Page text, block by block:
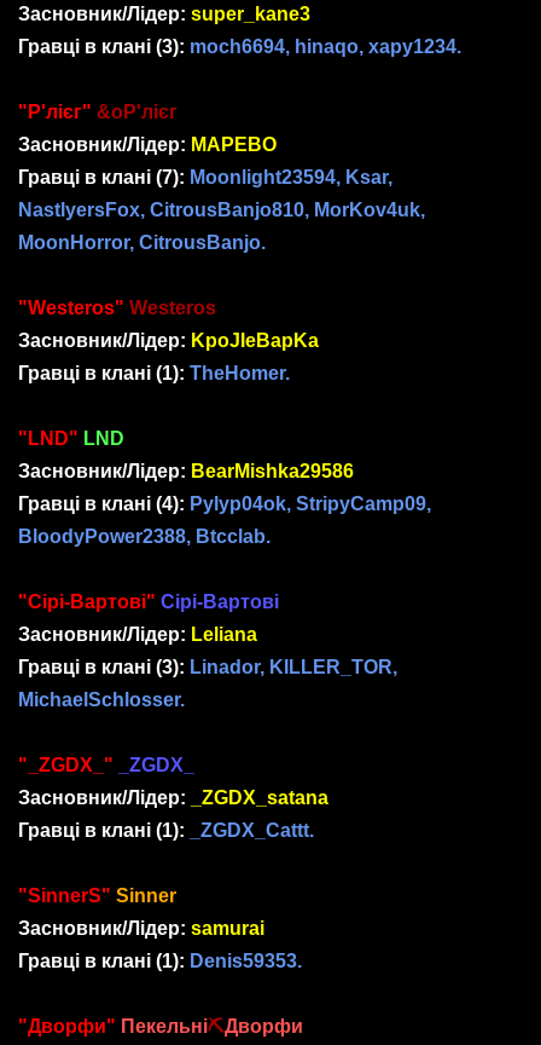
Засновник/Лідер: super_kane3
Гравці в клані (3): moch6694, hinaqo, xapy1234.
"Р'лієг" &oР'лієг
Засновник/Лідер: MAPEBO
Гравці в клані (7): Moonlight23594, Ksar,
NastlyersFox, CitrousBanjo810, MorKov4uk,
MoonHorror, CitrousBanjo.
"Westeros" Westeros
Засновник/Лідер: KpoJIeBapKa
Гравці в клані (1): TheHomer.
"LND" LND
Засновник/Лідер: BearMishka29586
Гравці в клані (4): Pylyp04ok, StripyCamp09,
BloodyPower2388, Btcclab.
"Сірі-Вартові" Сірі-Вартові
Засновник/Лідер: Leliana
Гравці в клані (3): Linador, KILLER_TOR,
MichaelSchlosser.
"_ZGDX_" _ZGDX_
Засновник/Лідер:
_ZGDX_satana
Гравці в клані (1): _ZGDX_Cattt.
"SinnerS" Sinner
Засновник/Лідер: samurai
Гравці в клані (1): Denis59353.
"Дворфи" Пекельні⛏Дворфи